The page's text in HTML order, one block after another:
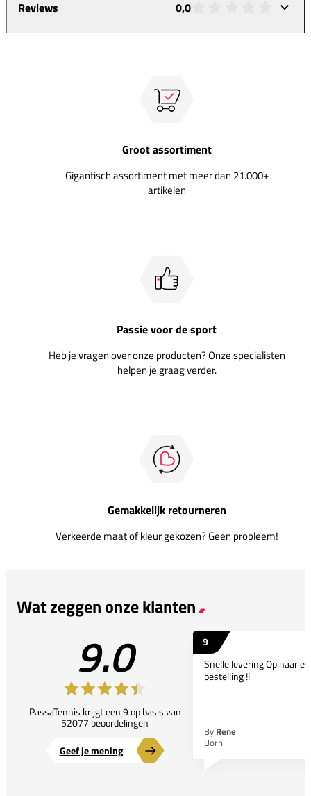
Reviews 0,0
Groot assortiment
Gigantisch assortiment met meer dan 21.000+
artikelen
Passie voor de sport
Heb je vragen over onze producten? Onze specialisten
helpen je graag verder.
Gemakkelijk retourneren
Verkeerde maat of kleur gekozen? Geen probleem!
Wat zeggen onze klanten
9.0
PassaTennis krijgt een 9 op basis van
52077 beoordelingen
Geef je mening
9
Snelle levering Op naar
bestelling !!
By Rene
Born